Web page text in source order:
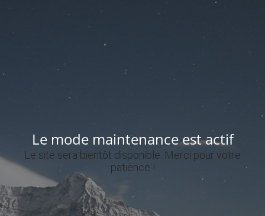
Le mode maintenance est actif
Le site sera bientôt disponible. Merci pour votre
patience !